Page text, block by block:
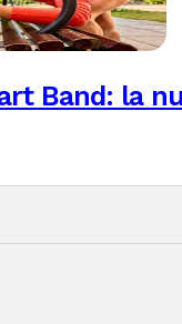
Band: la